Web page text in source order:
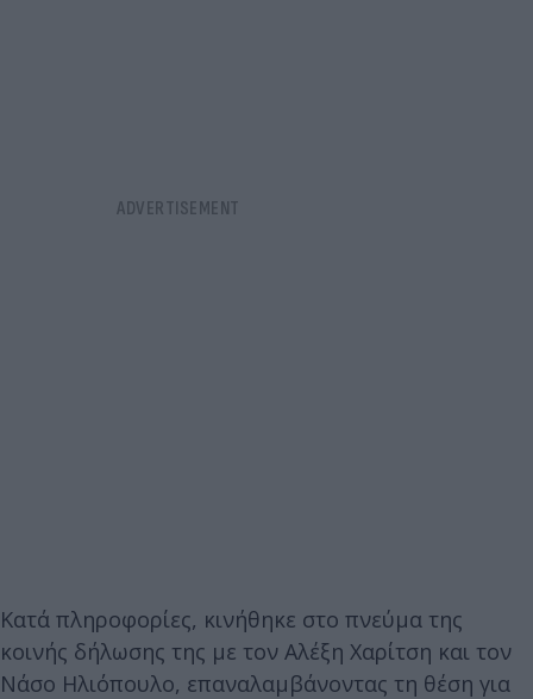
Κατά πληροφορίες, κινήθηκε στο πνεύμα της
κοινής δήλωσης της με τον Αλέξη Χαρίτση και τον
Νάσο Ηλιόπουλο, επαναλαμβάνοντας τη θέση για